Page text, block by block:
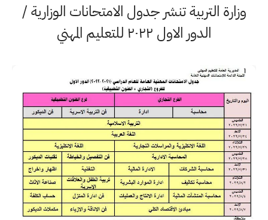
وزارة التربية تنشر جدول الامتحانات الوزارية /
الدور الاول ٢٠٢٢ للتعليم المهني